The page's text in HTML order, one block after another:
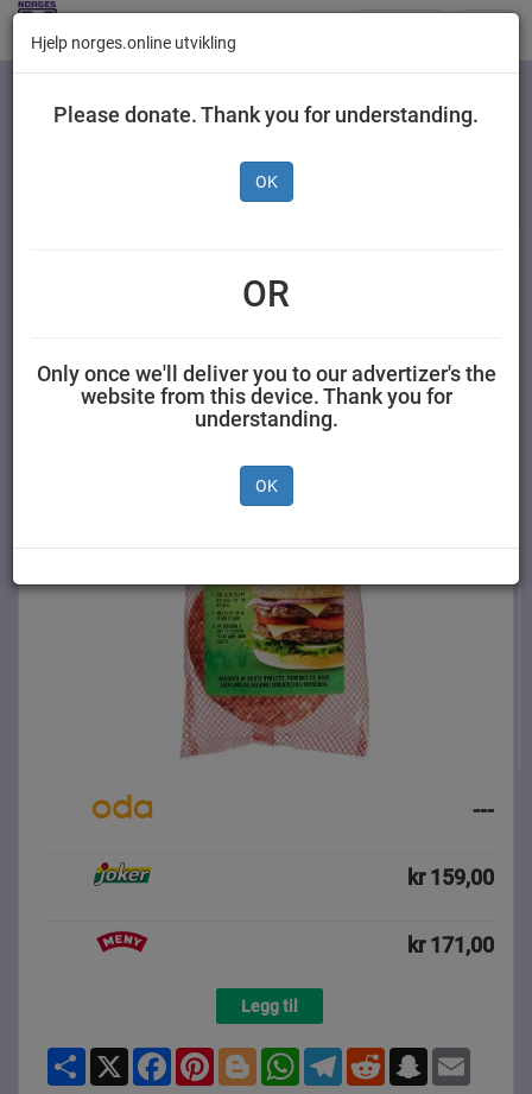
Kategorier
Frossen, 8 x 100 g
---
kr 159,00
kr 171,00
Legg til
Share X FacebookPinterestBloggerWhatsAppTelegramReddit Snapchat
Hjelp norges.online utvikling
Please donate. Thank you for understanding.
OK
OR
Only once we'll deliver you to our advertizer's the
website from this device. Thank you for
understanding.
OK